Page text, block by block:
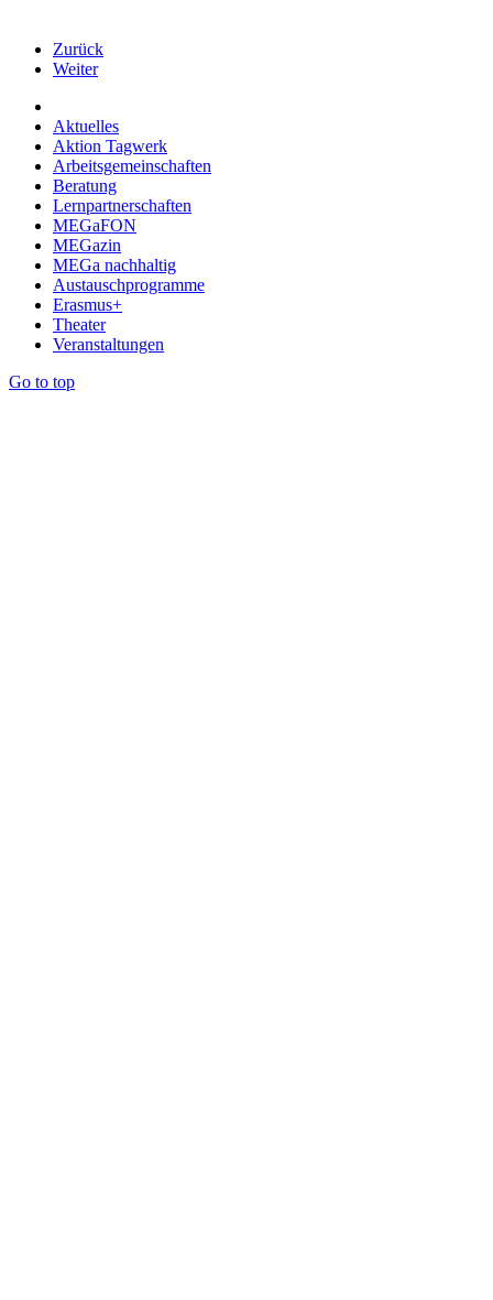
Zurück
Weiter
Aktuelles
Aktion Tagwerk
Arbeitsgemeinschaften
Beratung
Lernpartnerschaften
MEGaFON
MEGazin
MEGa nachhaltig
Austauschprogramme
Erasmus+
Theater
Veranstaltungen
Go to top